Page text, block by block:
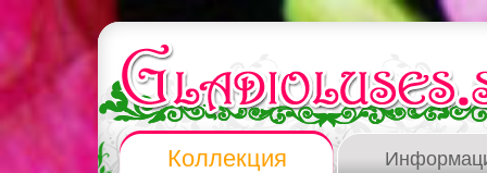
Коллекция